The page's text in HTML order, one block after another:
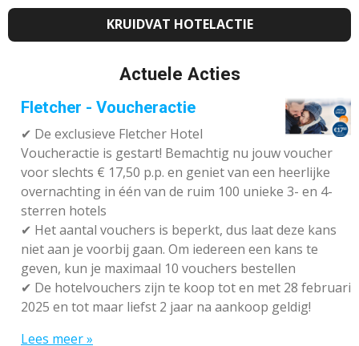
KRUIDVAT HOTELACTIE
Actuele Acties
Fletcher - Voucheractie
✔ De exclusieve Fletcher Hotel
Voucheractie is gestart! Bemachtig nu jouw voucher
voor slechts € 17,50 p.p. en geniet van een heerlijke
overnachting in één van de ruim 100 unieke 3- en 4-
sterren hotels
✔ Het aantal vouchers is beperkt, dus laat deze kans
niet aan je voorbij gaan. Om iedereen een kans te
geven, kun je maximaal 10 vouchers bestellen
✔ De hotelvouchers zijn te koop tot en met 28 februari
2025 en tot maar liefst 2 jaar na aankoop geldig!
Lees meer »